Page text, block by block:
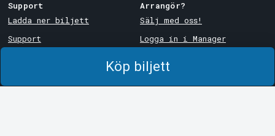
Köp biljett
Support
Ladda ner biljett
Support
Arrangör?
Sälj med oss!
Logga in i Manager